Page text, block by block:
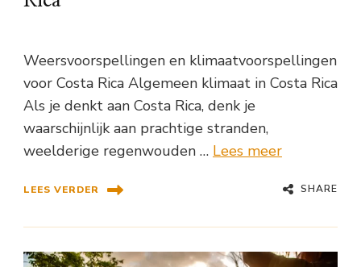
Weersvoorspellingen en klimaatvoorspellingen
voor Costa Rica Algemeen klimaat in Costa Rica
Als je denkt aan Costa Rica, denk je
waarschijnlijk aan prachtige stranden,
weelderige regenwouden … Lees meer
LEES VERDER SHARE